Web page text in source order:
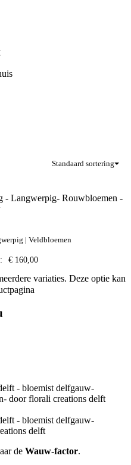
Standaard sortering
| Veldbloemen
€ 160,00
variaties. Deze optie kan
de Wauw-factor.